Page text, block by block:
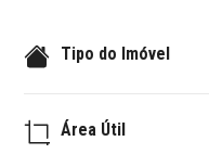
Tipo do Imóvel
Área Útil